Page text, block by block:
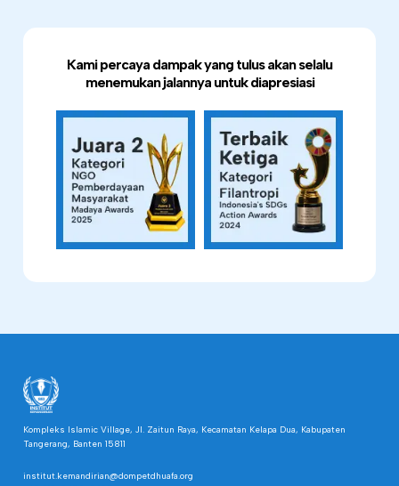
Kami percaya dampak yang tulus akan selalu
menemukan jalannya untuk diapresiasi
Kompleks Islamic Village, Jl. Zaitun Raya, Kecamatan Kelapa Dua, Kabupaten
Tangerang, Banten 15811
institut.kemandirian@dompetdhuafa.org